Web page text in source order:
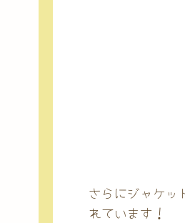
さらにジャケッ
れています！